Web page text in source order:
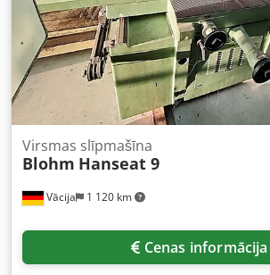
Vācija 1 120 km
Virsmas slīpmašīna
Blohm Hanseat 9
Cenas informācija